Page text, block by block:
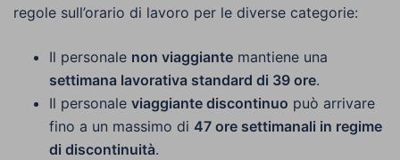
regole sull’orario di lavoro per le diverse categorie:
Il personale non viaggiante mantiene una
settimana lavorativa standard di 39 ore.
Il personale viaggiante discontinuo può arrivare
fino a un massimo di 47 ore settimanali in regime
di discontinuità.